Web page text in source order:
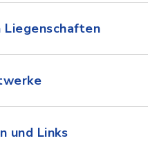
und Links